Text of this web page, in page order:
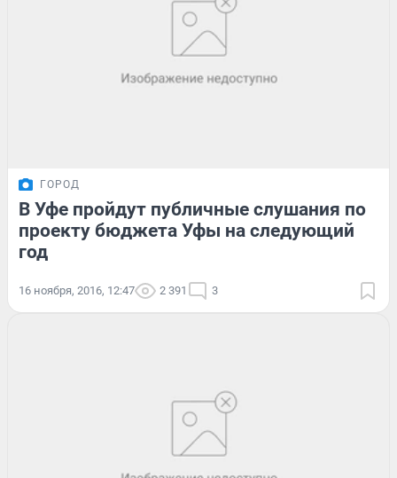
ГОРОД
В Уфе пройдут публичные слушания по
проекту бюджета Уфы на следующий
год
16 ноября, 2016, 12:47 2 391 3